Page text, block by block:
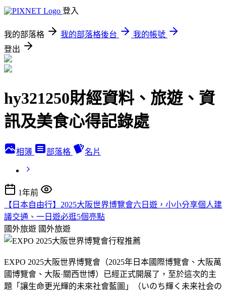
登入
我的部落格 我的部落格後台
我的帳號
登出
hy321250財經資料、旅遊、資
訊及美食心得記錄處
相簿 部落格 名片
1年前
【日本自由行】2025大阪世界博覽會六日遊，小小分享個人建
議交通、一日遊必逛5個亮點
國外旅遊 國外旅遊
EXPO 2025大阪世界博覽會（2025年日本國際博覽會、大阪萬
國博覽會、大阪·關西世博）已經正式開展了，至於這次的主
題「讓生命更光輝的未來社會藍圖」（いのち輝く未来社会の